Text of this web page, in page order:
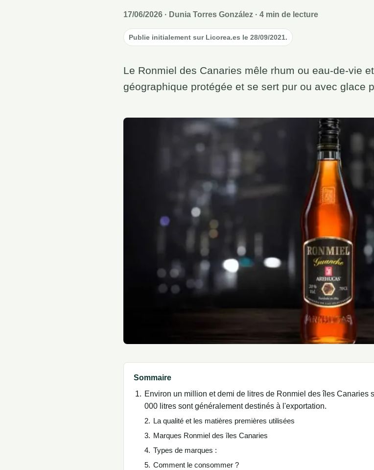
17/06/2026 · Dunia Torres González · 4 min de lecture
Publie initialement sur Licorea.es le 28/09/2021.
Le Ronmiel des Canaries mêle rhum ou eau-de-vie
géographique protégée et se sert pur ou avec glace
Sommaire
Environ un million et demi de litres de Ronmiel des îles Canaries
000 litres sont généralement destinés à l'exportation.
La qualité et les matières premières utilisées
Marques Ronmiel des îles Canaries
Types de marques :
Comment le consommer ?